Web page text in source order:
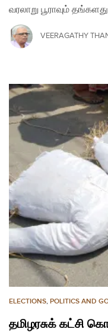
வரலாறு பூராவும்
VEERAGATHY
ELECTIONS, POLITICS AND
தமிழரசுக் கட்சி